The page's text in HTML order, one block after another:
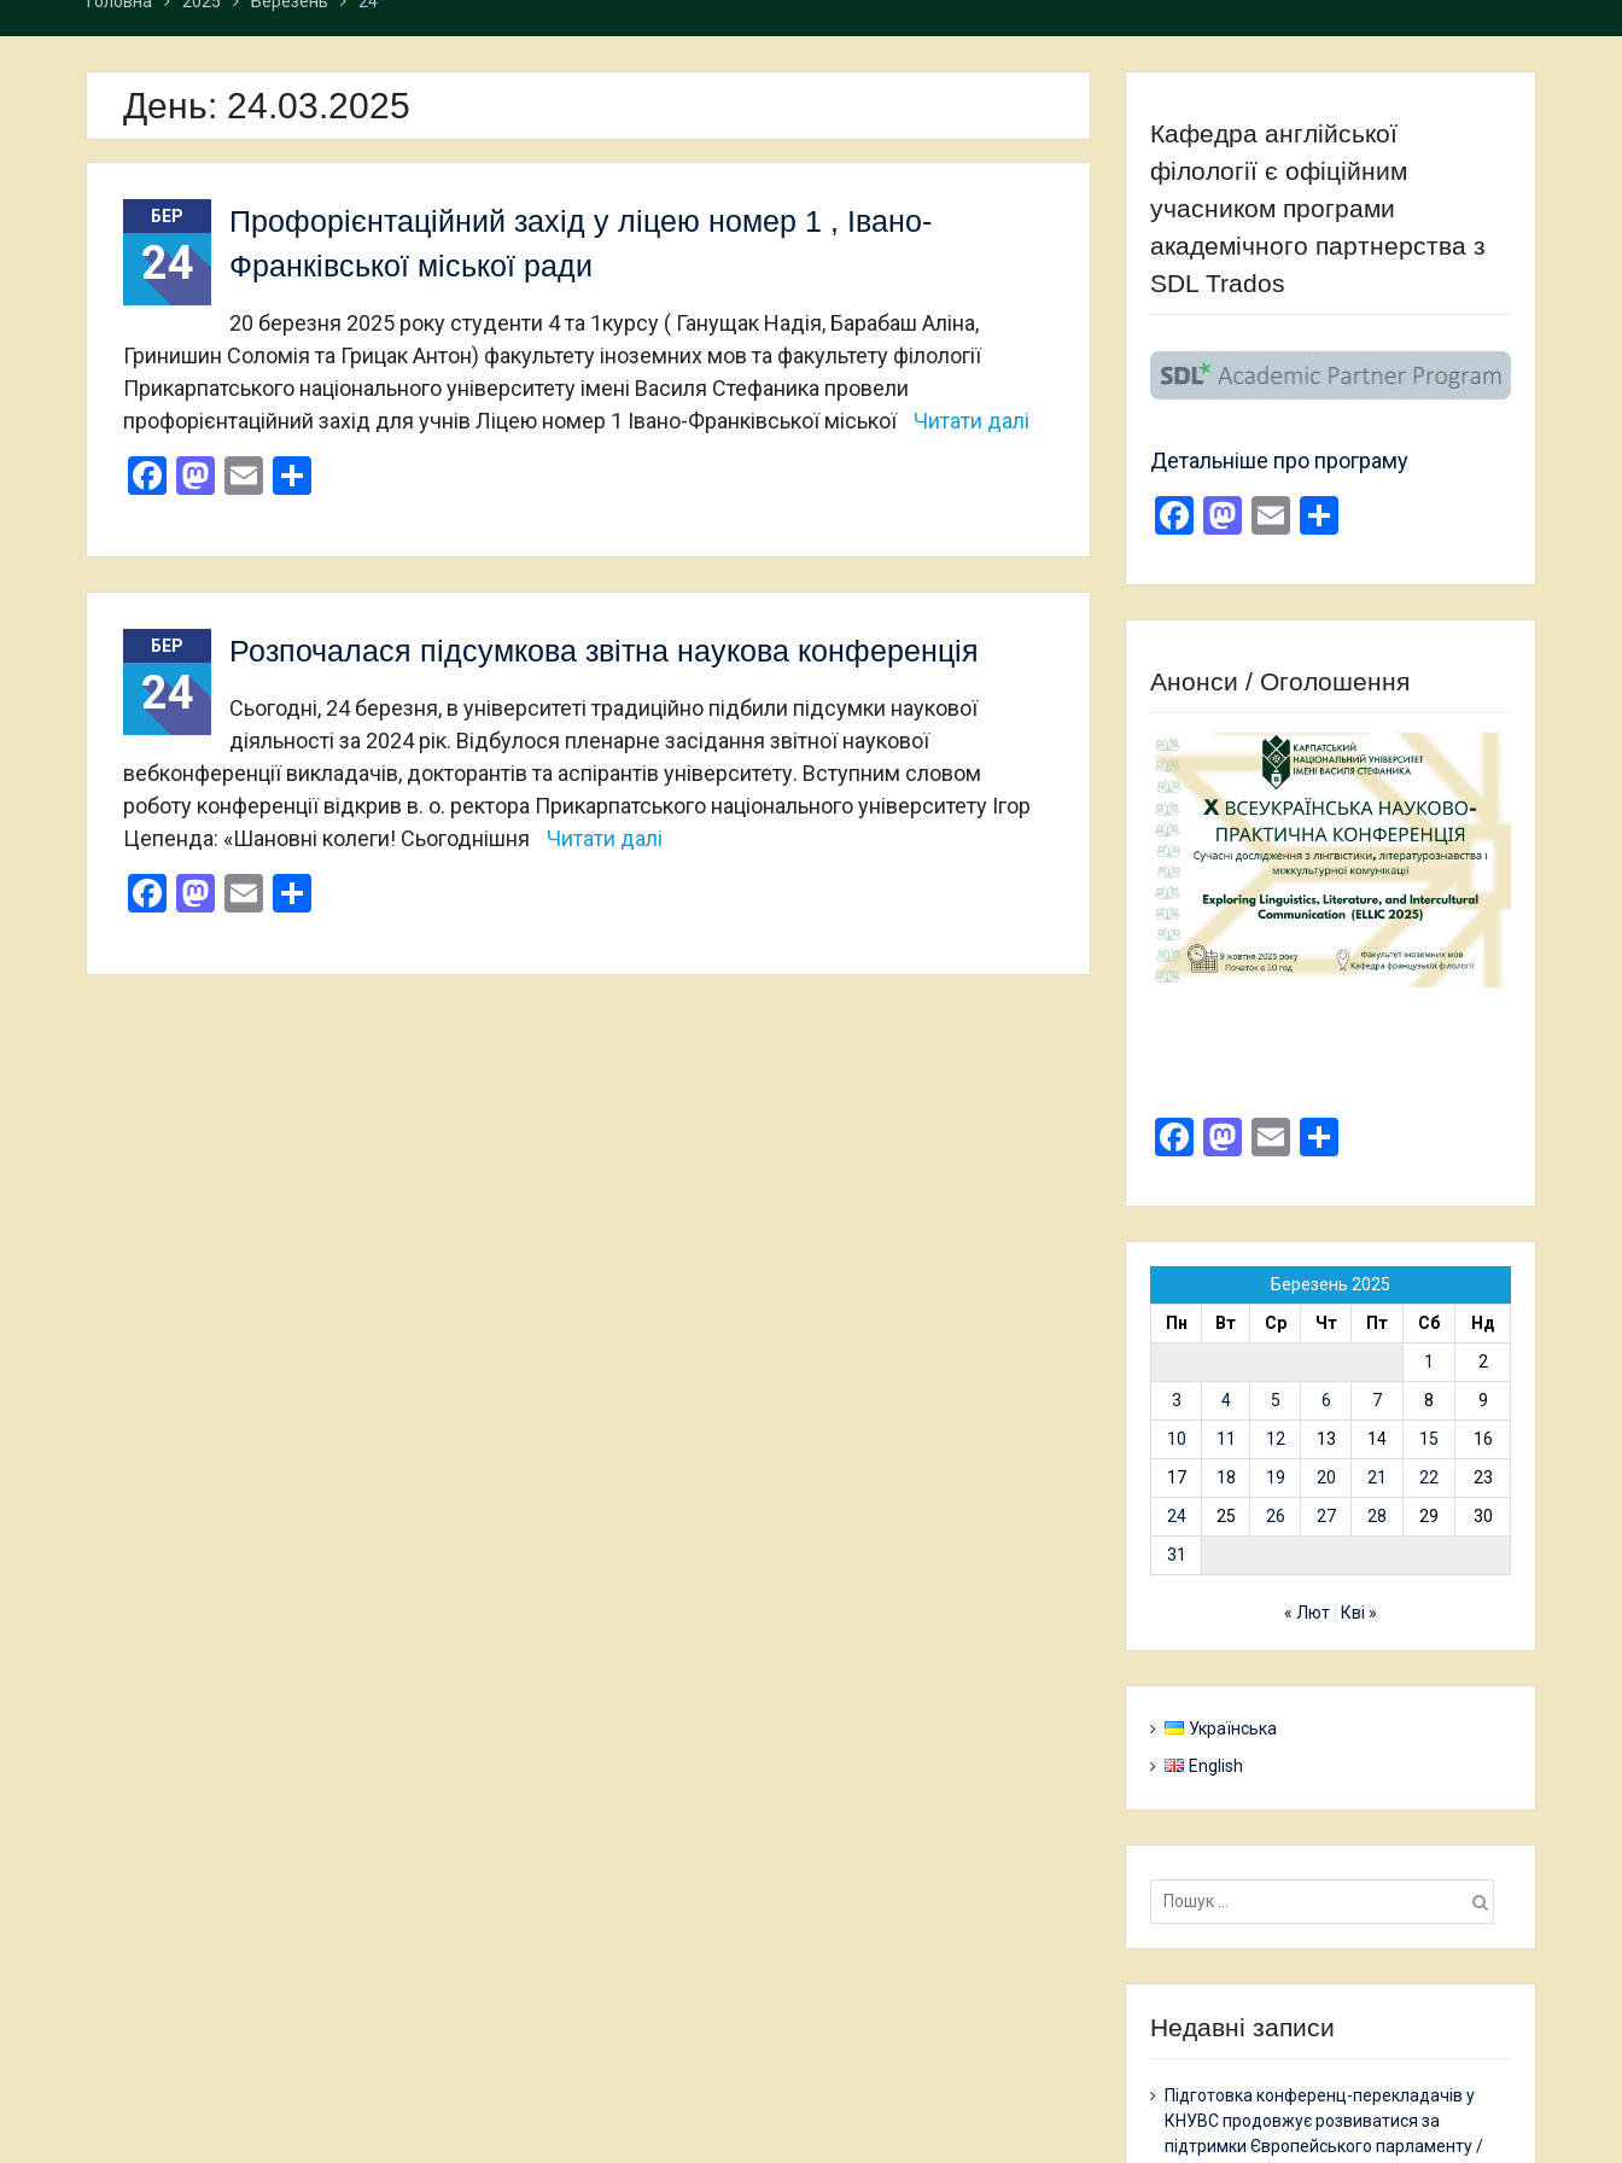
День: 24.03.2025
БЕР
24
Профорієнтаційний захід у ліцею номер 1 , Івано-
Франківської міської ради
20 березня 2025 року студенти 4 та 1курсу ( Ганущак Надія, Барабаш Аліна,
Гринишин Соломія та Грицак Антон) факультету іноземних мов та факультету філології
Прикарпатського національного університету імені Василя Стефаника провели
профорієнтаційний захід для учнів Ліцею номер 1 Івано-Франківської міської
Читати далі
Facebook
Mastodon
Email
БЕР
24
Розпочалася підсумкова звітна наукова конференція
Сьогодні, 24 березня, в університеті традиційно підбили підсумки наукової
діяльності за 2024 рік. Відбулося пленарне засідання звітної наукової
вебконференції викладачів, докторантів та аспірантів університету. Вступним словом
роботу конференції відкрив в. о. ректора Прикарпатського національного університету Ігор
Цепенда: «Шановні колеги! Сьогоднішня
Читати далі
Facebook
Mastodon
Email
Кафедра англійської
філології є офіційним
учасником програми
академічного партнерства з
SDL Trados
Детальніше про програму
Facebook
Mastodon
Email
Анонси / Оголошення
Facebook
Mastodon
Email
Березень 2025
Пн
Вт Ср Чт Пт Сб
Нд
1
2
3
4 5 6 7 8
9
10
11 12 13 14 15
16
17
18 19 20 21 22
23
24
25 26 27 28 29
30
31
« Лют Кві »
Українська
English
Пошук:
Недавні записи
Підготовка конференц-перекладачів у
КНУВС продовжує розвиватися за
підтримки Європейського парламенту /